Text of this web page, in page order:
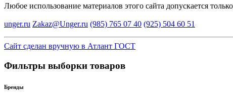
Любое использование материалов этого сайта допускается
unger.ru Zakaz@Unger.ru (985) 765 07 40 (925) 504 60 51
Сайт сделан вручную в Атлант ГОСТ
Фильтры выборки товаров
Бренды